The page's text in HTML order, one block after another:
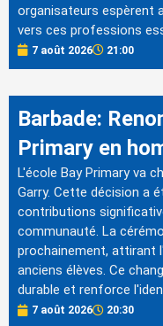
organisateurs espèrent
vers ces professions
7 août 2026 21:00
Barbade:
Primary en
L'école Bay Primary va
Garry. Cette décision a
contributions
communauté. La
prochainement, attirant
anciens élèves. Ce
durable et renforce
7 août 2026 20:30